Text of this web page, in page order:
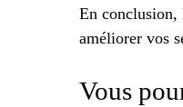
En
améliorer vos
Vous